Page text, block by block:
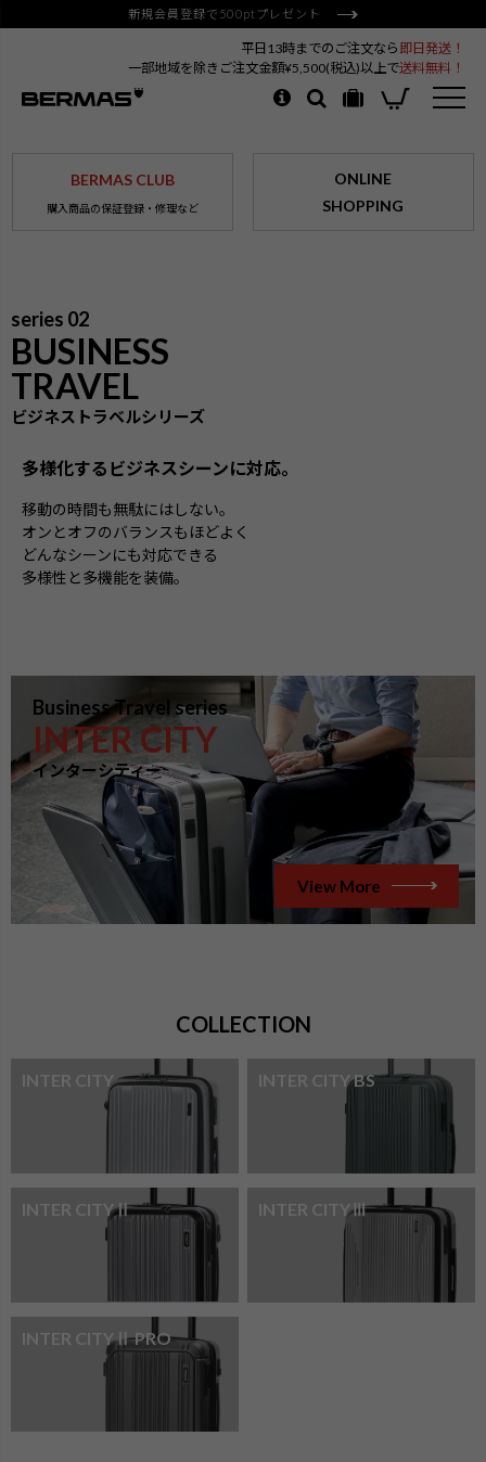
新規会員登録で500ptプレゼント
平日13時までのご注文なら 即日発送！
一部地域を除きご注文金額¥5,500(税込)以上で送料無料！
BERMAS CLUB
購入商品の保証登録・修理など
ONLINE
SHOPPING
series 02
BUSINESS
TRAVEL
ビジネストラベルシリーズ
多様化するビジネスシーンに対応。
移動の時間も無駄にはしない。
オンとオフのバランスもほどよく
どんなシーンにも対応できる
多様性と多機能を装備。
Business Travel series
INTER CITY
インターシティー
View More
COLLECTION
INTER CITY INTER CITY BS
INTER CITYⅡ INTER CITYⅢ
INTER CITYⅡ PRO